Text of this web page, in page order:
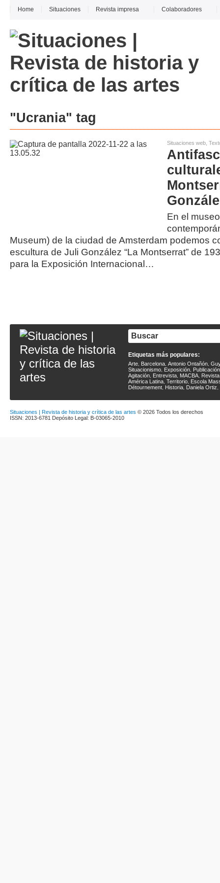
Home Situaciones Revista impresa Colaboradores
"Ucrania" tag
Situaciones web
En el
Museum) de la ciudad de Amsterdam podemos
escultura de Juli González “La Montserrat” de
para la Exposición Internacional…
Etiquetas más populares:
Arte Barcelona Antonio Ontañón
Situacionismo Exposición Publicación
Agitación Entrevista MACBA Revista
América Latina Territorio Escola
Détournement Historia Daniela Ortiz
Situaciones | Revista de historia y crítica de las artes © 2026 Todos los derechos
ISSN: 2013-6781 Depósito Legal: B-03065-2010